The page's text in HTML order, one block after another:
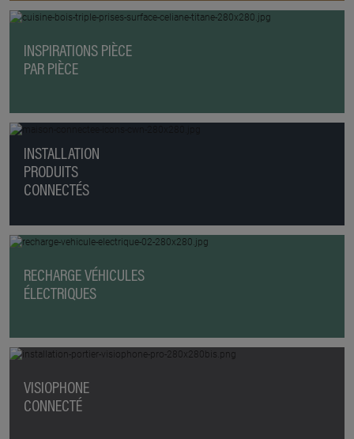
INSPIRATIONS PIÈCE
PAR PIÈCE
INSTALLATION
PRODUITS
CONNECTÉS
RECHARGE VÉHICULES
ÉLECTRIQUES
VISIOPHONE
CONNECTÉ